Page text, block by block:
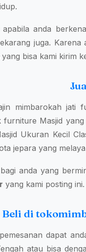
anda
juga.
yang bisa kami kirim
mimbarokah jati
Masjid
Ukuran Kecil
jepara yang
anda yang
yang kami posting ini.
Beli di
dapat
atau bisa